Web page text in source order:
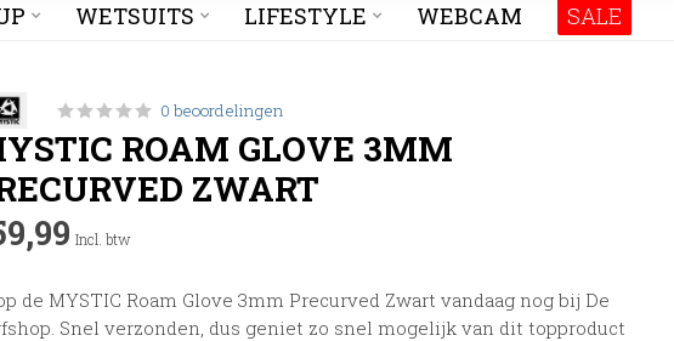
WETSUITS LIFESTYLE WEBCAM SALE
0 beoordelingen
ROAM GLOVE 3MM
ZWART
Incl. btw
de MYSTIC Roam Glove 3mm Precurved Zwart vandaag nog bij De
Snel verzonden, dus geniet zo snel mogelijk van dit topproduct